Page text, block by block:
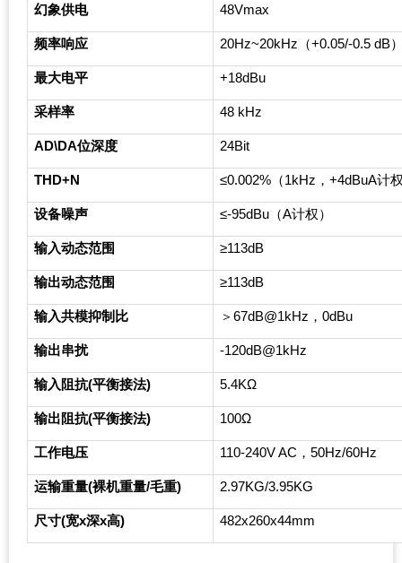
幻象供电 48Vmax
频率响应 20Hz~20kHz （+0.05/-0.5 dB
最大电平 +18dBu
采样率 48 kHz
AD\DA位深度 24Bit
THD+N ≤0.002%（1kHz，+4dBuA计
设备噪声 ≤-95dBu（A计权）
输入动态范围 ≥113dB
输出动态范围 ≥113dB
输入共模抑制比 ＞67dB@1kHz，0dBu
输出串扰 -120dB@1kHz
输入阻抗(平衡接法) 5.4KΩ
输出阻抗(平衡接法) 100Ω
工作电压 110-240V AC ，50Hz/60Hz
运输重量(裸机重量/毛重) 2.97KG/3.95KG
尺寸(宽x深x高) 482x260x44mm